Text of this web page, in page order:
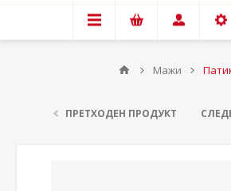
Мажи
ПРЕТХОДЕН ПРОДУКТ